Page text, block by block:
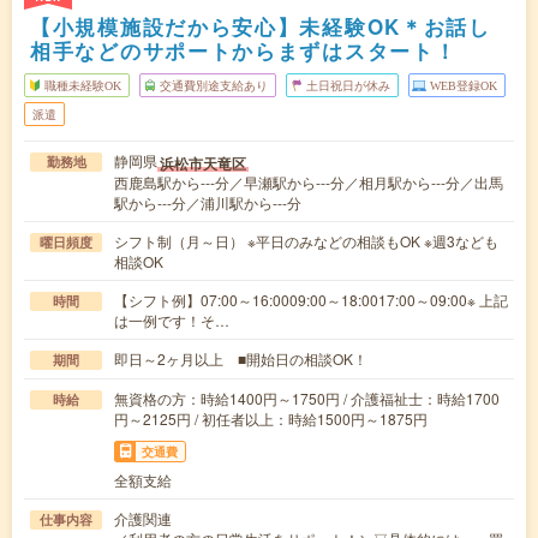
【小規模施設だから安心】未経験OK＊お話し
相手などのサポートからまずはスタート！
職種未経験OK 交通費別途支給あり 土日祝日が休み WEB登録OK
派遣
勤務地 静岡県浜松市天竜区
西鹿島駅から---分／早瀬駅から---分／相月駅から---分／出馬
駅から---分／浦川駅から---分
曜日頻度
シフト制（月～日） ※平日のみなどの相談もOK ※週3なども
相談OK
時間
【シフト例】07:00～16:0009:00～18:0017:00～09:00※ 上記
は一例です！そ…
期間 即日～2ヶ月以上 ■開始日の相談OK！
時給
無資格の方：時給1400円～1750円 / 介護福祉士：時給1700
円～2125円 / 初任者以上：時給1500円～1875円
交通費
全額支給
仕事内容
介護関連